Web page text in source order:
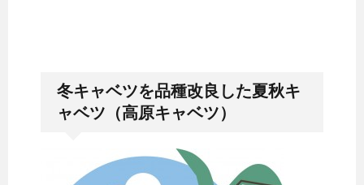
冬キャベツを品種改良した夏秋キ
ャベツ（高原キャベツ）